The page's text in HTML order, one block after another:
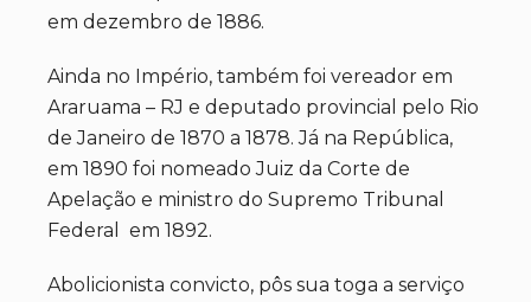
em dezembro de 1886.
Ainda no Império, também foi vereador em
Araruama – RJ e deputado provincial pelo Rio
de Janeiro de 1870 a 1878. Já na República,
em 1890 foi nomeado Juiz da Corte de
Apelação e ministro do Supremo Tribunal
Federal em 1892.
Abolicionista convicto, pôs sua toga a serviço